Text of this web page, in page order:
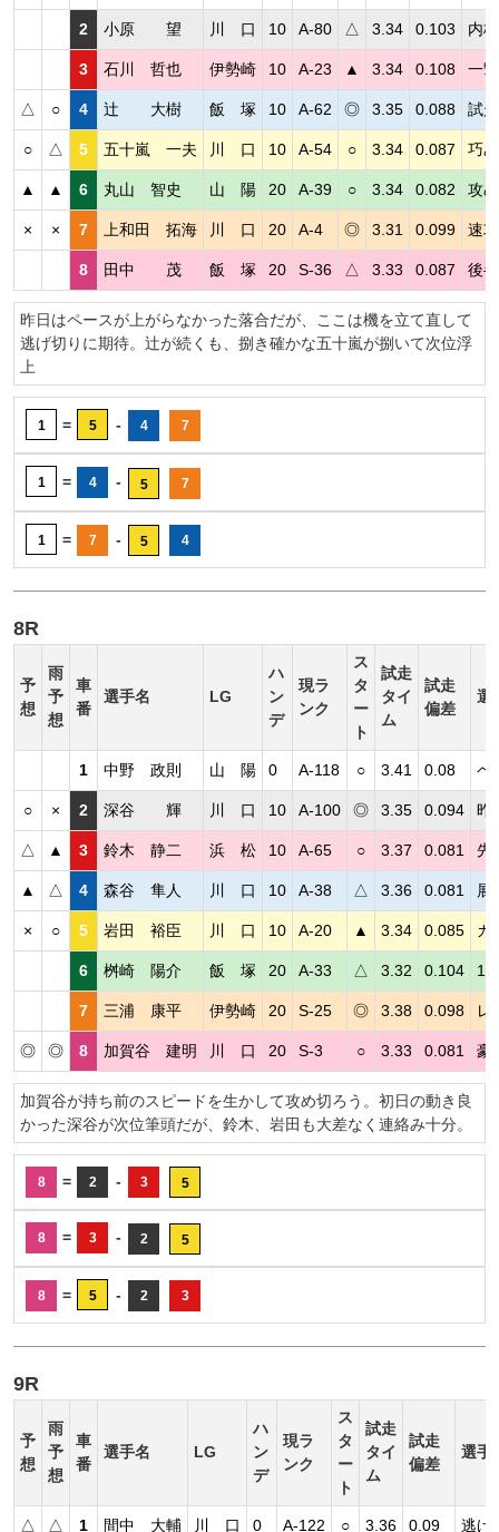
2 小原 望 川 口 10 A-80 △ 3.34 0.103 内
3 石川 哲也 伊勢崎 10 A-23 ▲ 3.34 0.108 一
△ ○ 4 辻 大樹 飯 塚 10 A-62 ◎ 3.35 0.088 試
○ △ 5 五十嵐 一夫 川 口 10 A-54 ○ 3.34 0.087 巧
▲ ▲ 6 丸山 智史 山 陽 20 A-39 ○ 3.34 0.082 攻
× × 7 上和田 拓海 川 口 20 A-4 ◎ 3.31 0.099 速
8 田中 茂 飯 塚 20 S-36 △ 3.33 0.087 後
昨日はペースが上がらなかった落合だが、ここは機を立て直して
逃げ切りに期待。辻が続くも、捌き確かな五十嵐が捌いて次位浮
上
1 = 5 - 4 7
1 = 4 - 5 7
1 = 7 - 5 4
8R
予
想
雨
予
想
車
番
選手名 LG
ハ
ン
デ
現ラ
ンク
ス
タ
ー
ト
試走
タイ
ム
試走
偏差
選
1 中野 政則 山 陽 0 A-118 ○ 3.41 0.08 ペ
○ × 2 深谷 輝 川 口 10 A-100 ◎ 3.35 0.094 昨
△ ▲ 3 鈴木 静二 浜 松 10 A-65 ○ 3.37 0.081 先
▲ △ 4 森谷 隼人 川 口 10 A-38 △ 3.36 0.081 展
× ○ 5 岩田 裕臣 川 口 10 A-20 ▲ 3.34 0.085 カ
6 桝崎 陽介 飯 塚 20 A-33 △ 3.32 0.104 10
7 三浦 康平 伊勢崎 20 S-25 ◎ 3.38 0.098 レ
◎ ◎ 8 加賀谷 建明 川 口 20 S-3 ○ 3.33 0.081 豪
加賀谷が持ち前のスピードを生かして攻め切ろう。初日の動き良
かった深谷が次位筆頭だが、鈴木、岩田も大差なく連絡み十分。
8 = 2 - 3 5
8 = 3 - 2 5
8 = 5 - 2 3
9R
予
想
雨
予
想
車
番
選手名 LG
ハ
ン
デ
現ラ
ンク
ス
タ
ー
ト
試走
タイ
ム
試走
偏差
選手
△ △ 1 間中 大輔 川 口 0 A-122 ○ 3.36 0.09 逃げ